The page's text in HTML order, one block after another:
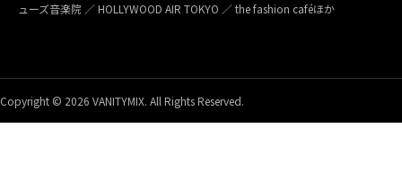
ューズ音楽院 ／ HOLLYWOOD AIR TOKYO ／ the fashion caféほか
Copyright © 2026 VANITYMIX. All Rights Reserved.